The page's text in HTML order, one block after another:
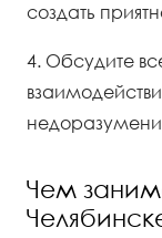
создать
4. Обсудите
Чем